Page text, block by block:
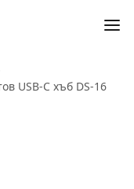
USB-C хъб DS-16